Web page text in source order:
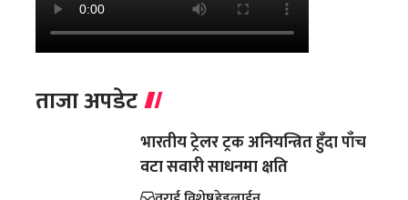
ताजा अपडेट
भारतीय ट्रेलर ट्रक अनियन्त्रित हुँदा पाँच
वटा सवारी साधनमा क्षति